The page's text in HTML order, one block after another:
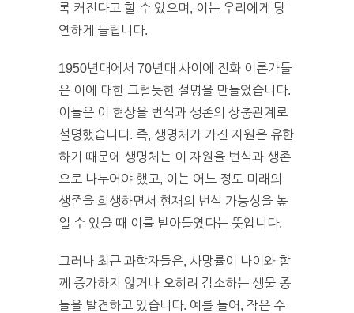
록 커진다고 할 수 있으며, 이는 우리에게 당
연하게 들립니다.
1950년대에서 70년대 사이에 진화 이론가들
은 이에 대한 그럴듯한 설명을 만들었습니다.
이들은 이 현상을 번식과 생존의 상충관계로
설명했습니다. 즉, 생명체가 가진 자원은 유한
하기 때문에 생명체는 이 자원을 번식과 생존
으로 나누어야 했고, 이는 어느 정도 미래의
생존을 희생하면서 현재의 번식 가능성을 높
일 수 있을 때 이를 받아들였다는 뜻입니다.
그러나 최근 과학자들은, 사망률이 나이와 함
께 증가하지 않거나 오히려 감소하는 생물 종
들을 발견하고 있습니다. 예를 들어, 작은 수